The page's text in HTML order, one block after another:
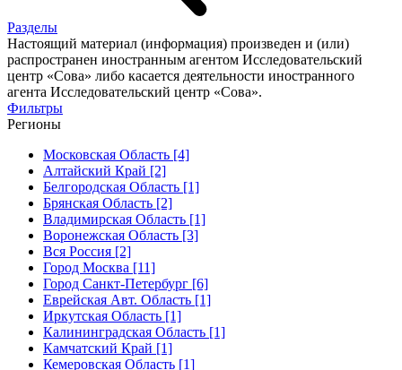
Разделы
Настоящий материал (информация) произведен и (или)
распространен иностранным агентом Исследовательский
центр «Сова» либо касается деятельности иностранного
агента Исследовательский центр «Сова».
Фильтры
Регионы
Московская Область [4]
Алтайский Край [2]
Белгородская Область [1]
Брянская Область [2]
Владимирская Область [1]
Воронежская Область [3]
Вся Россия [2]
Город Москва [11]
Город Санкт-Петербург [6]
Еврейская Авт. Область [1]
Иркутская Область [1]
Калининградская Область [1]
Камчатский Край [1]
Кемеровская Область [1]